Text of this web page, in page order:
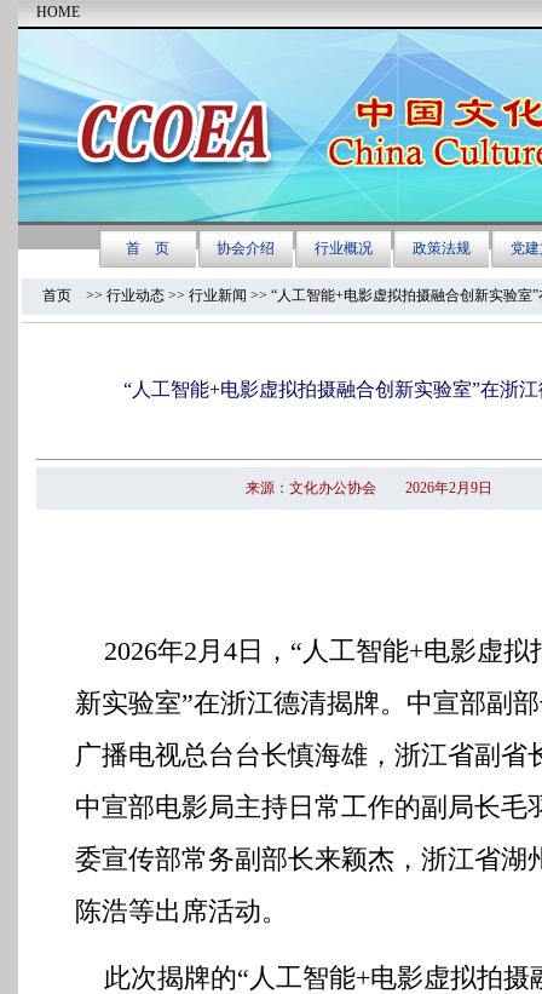
首页 >> 行业动态 >> 行业新闻 >> “人工智能+电影虚拟拍摄融合创新实验室
“人工智能+电影虚拟拍摄融合创新实验室”在浙
来源：文化办公协会 2026年2月9日
2026年2月4日，“人工智能+电影虚拟
新实验室”在浙江德清揭牌。中宣部副
广播电视总台台长慎海雄，浙江省副省
中宣部电影局主持日常工作的副局长毛
委宣传部常务副部长来颖杰，浙江省湖
陈浩等出席活动。
此次揭牌的“人工智能+电影虚拟拍摄